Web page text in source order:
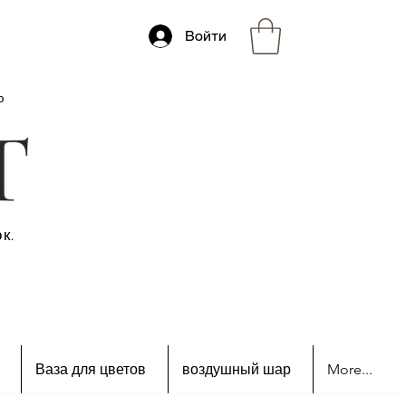
Войти
Ваза для цветов воздушный шар More...